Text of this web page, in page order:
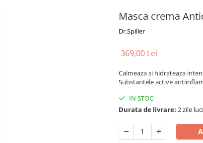
Masca crema
Dr.Spiller
369,00 Lei
Calmeaza si hidrateaza
Substantele active
IN STOC
Durata de livrare: 2 zile